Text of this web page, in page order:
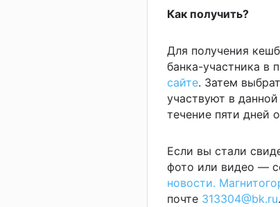
Как получить?
Для получения
банка-участника в
сайте. Затем
участвуют в
течение пяти дней
Если вы стали
фото или видео —
новости.
почте 313304@bk.ru.